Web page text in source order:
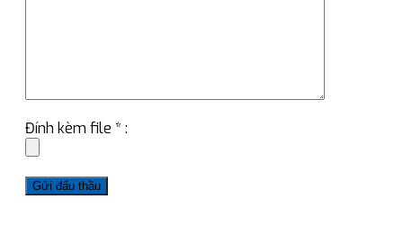
Đính kèm file * :